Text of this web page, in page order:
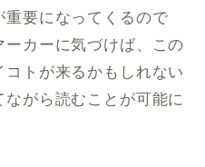
重要になってくるので
カーに気づけば、この
トが来るかもしれない
がら読むことが可能に